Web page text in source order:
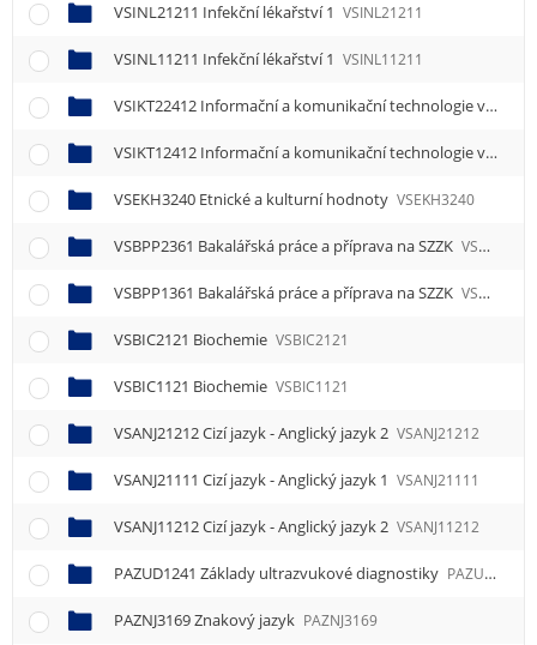
VSINL21211 Infekční lékařství 1 VSINL21211
VSINL11211 Infekční lékařství 1 VSINL11211
VSIKT22412 Informační a komunikační technologie ve zdravotnictví 2
VSIKT12412 Informační a komunikační technologie ve zdravotnictví 2
VSEKH3240 Etnické a kulturní hodnoty VSEKH3240
VSBPP2361 Bakalářská práce a příprava na SZZK VSBPP2361
VSBPP1361 Bakalářská práce a příprava na SZZK VSBPP1361
VSBIC2121 Biochemie VSBIC2121
VSBIC1121 Biochemie VSBIC1121
VSANJ21212 Cizí jazyk - Anglický jazyk 2 VSANJ21212
VSANJ21111 Cizí jazyk - Anglický jazyk 1 VSANJ21111
VSANJ11212 Cizí jazyk - Anglický jazyk 2 VSANJ11212
PAZUD1241 Základy ultrazvukové diagnostiky PAZUD1241
PAZNJ3169 Znakový jazyk PAZNJ3169